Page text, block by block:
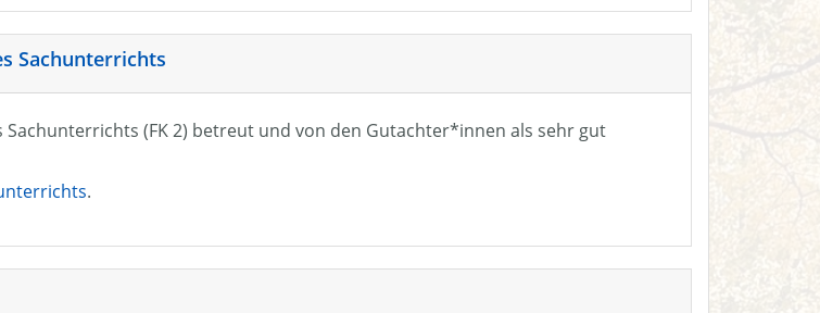
Sachunterrichts
(FK 2) betreut und von den Gutachter*innen als sehr gut
.